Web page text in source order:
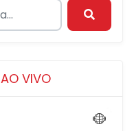
AO VIVO